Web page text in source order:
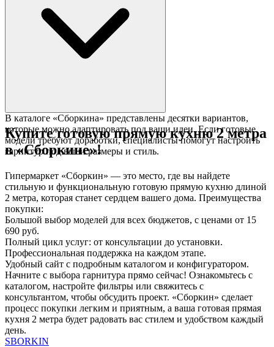
В каталоге «Сборкина» представлены десятки вариантов,
которые можно адаптировать под ваши идеи. Если готовые
модели требуют доработки, специалисты помогут настроить
гарнитур под ваши размеры и стиль.
Купите готовую прямую кухню 2 метра
в «Сборкине»!
Гипермаркет «Сборкин» — это место, где вы найдете
стильную и функциональную готовую прямую кухню длиной
2 метра, которая станет сердцем вашего дома. Преимущества
покупки:
Большой выбор моделей для всех бюджетов, с ценами от 15
690 руб.
Полный цикл услуг: от консультации до установки.
Профессиональная поддержка на каждом этапе.
Удобный сайт с подробным каталогом и конфигуратором.
Начните с выбора гарнитура прямо сейчас! Ознакомьтесь с
каталогом, настройте фильтры или свяжитесь с
консультантом, чтобы обсудить проект. «Сборкин» сделает
процесс покупки легким и приятным, а ваша готовая прямая
кухня 2 метра будет радовать вас стилем и удобством каждый
день.
SBORKIN